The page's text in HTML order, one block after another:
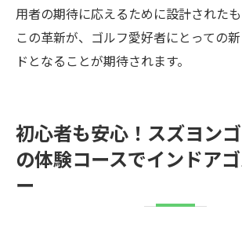
用者の期待に応えるために設計された
この革新が、ゴルフ愛好者にとっての
ドとなることが期待されます。
初心者も安心！スズヨン
の体験コースでインドア
ー